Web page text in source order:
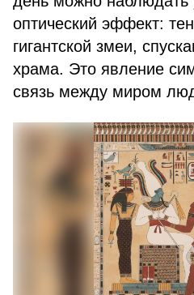
оптический эффект:
гигантской змеи,
храма. Это явление
связь между миром